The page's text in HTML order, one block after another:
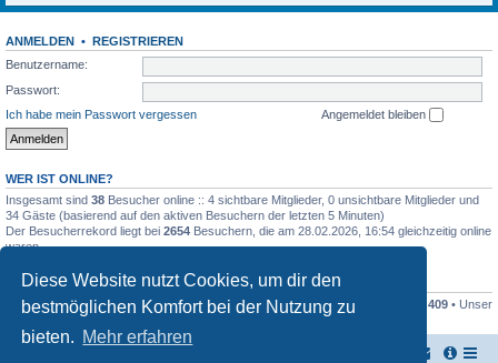
Diese Website nutzt Cookies, um dir den
bestmöglichen Komfort bei der Nutzung zu
bieten. Mehr erfahren
ANMELDEN • REGISTRIEREN
Benutzername:
Passwort:
Ich habe mein Passwort vergessen
Angemeldet bleiben
WER IST ONLINE?
Insgesamt sind 38 Besucher online :: 4 sichtbare Mitglieder, 0 unsichtbare Mitglieder und
34 Gäste (basierend auf den aktiven Besuchern der letzten 5 Minuten)
Der Besucherrekord liegt bei 2654 Besuchern, die am 28.02.2026, 16:54 gleichzeitig online
waren.
STATISTIK
Beiträge insgesamt161446• Themen insgesamt17948• Mitglieder insgesamt 409 • Unser
neuestes Mitglied: